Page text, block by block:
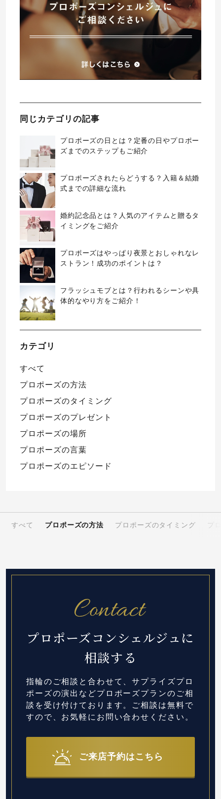
同じカテゴリの記事
プロポーズの日とは？定番の日やプロポー
ズまでのステップもご紹介
プロポーズされたらどうする？入籍＆結婚
式までの詳細な流れ
婚約記念品とは？人気のアイテムと贈るタ
イミングをご紹介
プロポーズはやっぱり夜景とおしゃれなレ
ストラン！成功のポイントは？
フラッシュモブとは？行われるシーンや具
体的なやり方をご紹介！
カテゴリ
すべて
プロポーズの方法
プロポーズのタイミング
プロポーズのプレゼント
プロポーズの場所
プロポーズの言葉
プロポーズのエピソード
すべて プロポーズの方法 プロポーズのタイミング プ
プロポーズコンシェルジュに
相談する
指輪のご相談と合わせて、サプライズプロ
ポーズの演出などプロポーズプランのご相
談を受け付けております。 ご相談は無料で
すので、お気軽にお問い合わせください。
ご来店予約はこちら